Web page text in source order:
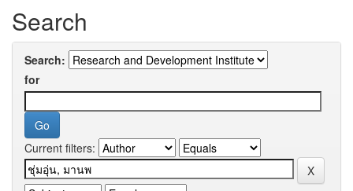
Search
Search:
for
Current filters: